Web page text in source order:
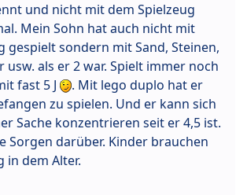
und nicht mit dem Spielzeug
Mein Sohn hat auch nicht mit
gespielt sondern mit Sand, Steinen,
usw. als er 2 war. Spielt immer noch
fast 5 J
. Mit lego duplo hat er
zu spielen. Und er kann sich
Sache konzentrieren seit er 4,5 ist.
Sorgen darüber. Kinder brauchen
in dem Alter.